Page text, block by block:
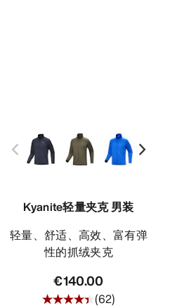
Kyanite轻量夹克 男装
轻量、舒适、高效、富有弹
性的抓绒夹克
€140.00
(62)